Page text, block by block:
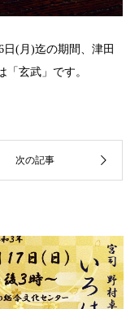
日 (月 )迄の期間、津田
玄武」です。